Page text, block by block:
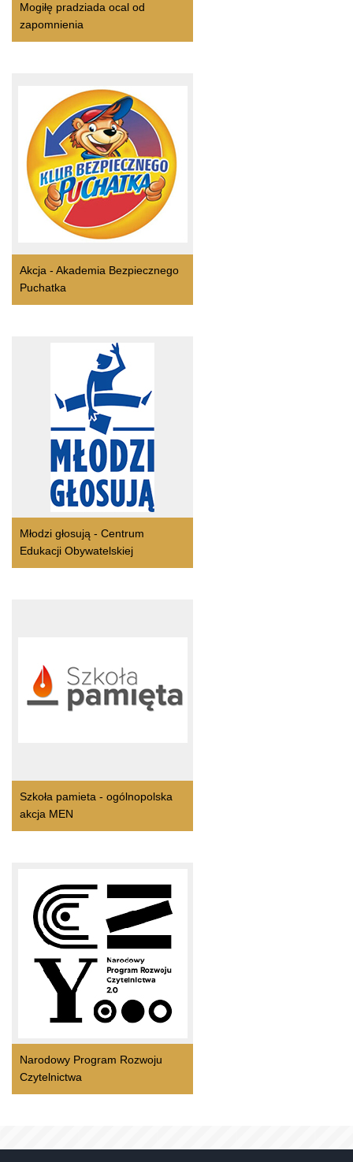
Mogiłę pradziada ocal od
zapomnienia
Akcja - Akademia Bezpiecznego
Puchatka
Młodzi głosują - Centrum
Edukacji Obywatelskiej
Szkoła pamieta - ogólnopolska
akcja MEN
Narodowy Program Rozwoju
Czytelnictwa